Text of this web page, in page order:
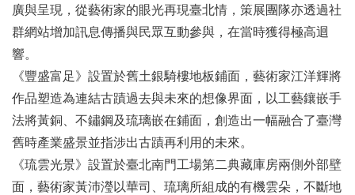
廣與呈現，從藝術家的眼光再現臺北情，策展團隊亦透過社
群網站增加訊息傳播與民眾互動參與，在當時獲得極高迴
響。
《豐盛富足》設置於舊土銀騎樓地板鋪面，藝術家江洋輝將
作品塑造為連結古蹟過去與未來的想像界面，以工藝鑲嵌手
法將黃銅、不鏽鋼及琉璃嵌在鋪面，創造出一幅融合了臺灣
舊時產業盛景並指涉出古蹟再利用的未來。
《琉雲光景》設置於臺北南門工場第二典藏庫房兩側外部壁
面，藝術家黃沛瀅以華司、琉璃所組成的有機雲朵，不斷地